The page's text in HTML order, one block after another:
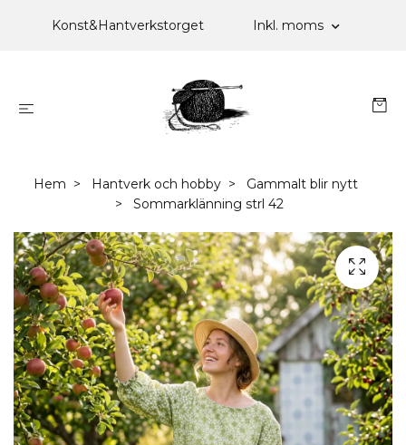
Konst&Hantverkstorget Inkl. moms
Hem Hantverk och hobby
Gammalt blir nytt
Sommarklänning strl 42